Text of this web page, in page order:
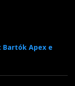
Apex e